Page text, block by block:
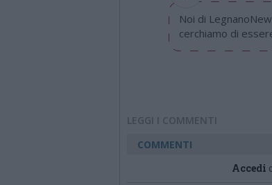
Noi di
cerchiamo di
LEGGI I COMMENTI
COMMENTI
Accedi